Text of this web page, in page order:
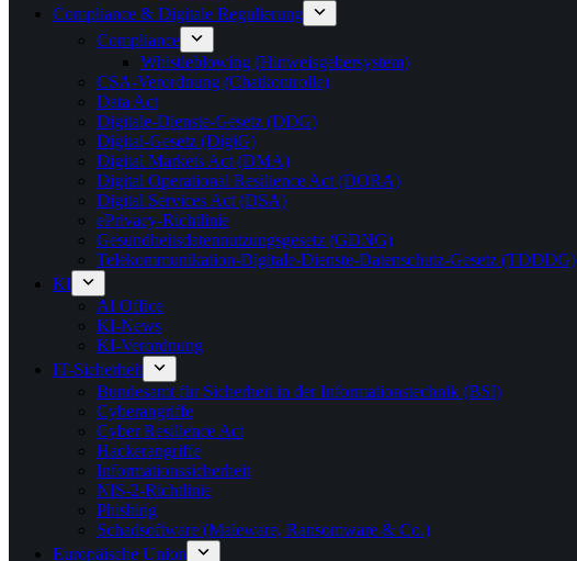
Compliance & Digitale Regulierung
Compliance
Whistleblowing (Hinweisgebersystem)
CSA-Verordnung (Chatkontrolle)
Data Act
Digitale-Dienste-Gesetz (DDG)
Digital-Gesetz (DigiG)
Digital Markets Act (DMA)
Digital Operational Resilience Act (DORA)
Digital Services Act (DSA)
ePrivacy-Richtlinie
Gesundheitsdatennutzungsgesetz (GDNG)
Telekommunikation-Digitale-Dienste-Datenschutz-Gesetz (TDDDG)
KI
AI Office
KI-News
KI-Verordnung
IT-Sicherheit
Bundesamt für Sicherheit in der Informationstechnik (BSI)
Cyberangriffe
Cyber Resilience Act
Hackerangriffe
Informationssicherheit
NIS-2-Richtlinie
Phishing
Schadsoftware (Maleware, Ransomware & Co.)
Europäische Union